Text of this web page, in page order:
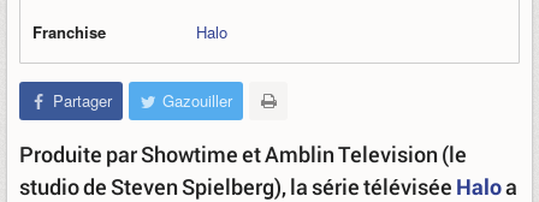
Franchise Halo
Partager Gazouiller
Produite par Showtime et Amblin Television (le
studio de Steven Spielberg), la série télévisée Haloa